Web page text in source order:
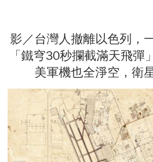
影／台灣人撤離以色列，
「鐵穹30秒攔截滿天飛彈
美軍機也全淨空，衛